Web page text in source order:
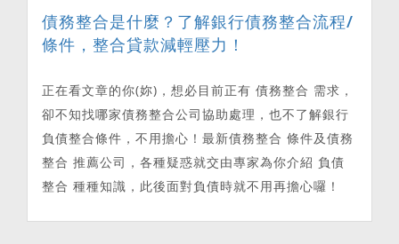
債務整合是什麼？了解銀行債務整合流程/
條件，整合貸款減輕壓力！
正在看文章的你(妳)，想必目前正有 債務整合 需求，
卻不知找哪家債務整合公司協助處理，也不了解銀行
負債整合條件，不用擔心！最新債務整合 條件及債務
整合 推薦公司，各種疑惑就交由專家為你介紹 負債
整合 種種知識，此後面對負債時就不用再擔心囉！